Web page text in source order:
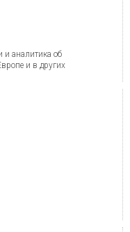
и аналитика об
и в других